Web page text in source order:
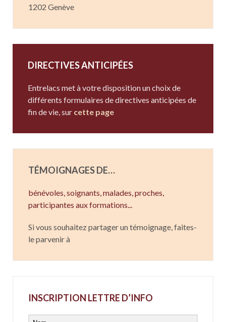
1202 Genève
DIRECTIVES ANTICIPÉES
Entrelacs met à votre disposition un choix de
différents formulaires de directives anticipées de
fin de vie, sur cette page
TÉMOIGNAGES DE…
bénévoles, soignants,malades,proches,
participantes aux formations...
Si vous souhaitez partager un témoignage, faites-
le parvenir à
INSCRIPTION LETTRE D’INFO